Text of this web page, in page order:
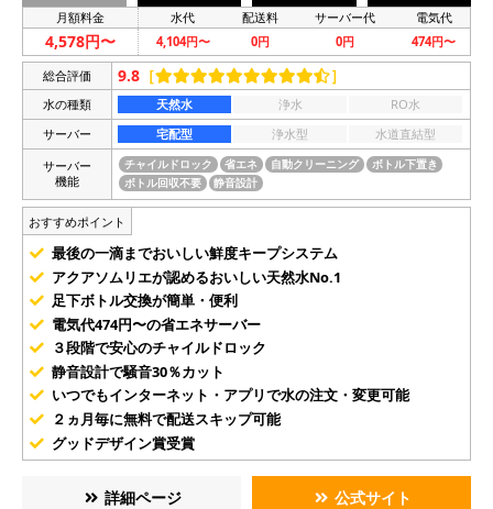
月額料金 水代 配送料 サーバー代 電気代
4,578円〜 4,104円〜 0円 0円 474円〜
総合評価 9.8 ［ ］
水の種類 天然水 浄水
RO水
サーバー
宅配型 浄水型
水道直結型
サーバー
機能
チャイルドロック 省エネ 自動クリーニング
ボトル下置き
ボトル回収不要
静音設計
おすすめポイント
最後の一滴までおいしい鮮度キープシステム
アクアソムリエが認めるおいしい天然水No.1
足下ボトル交換が簡単・便利
電気代474円〜の省エネサーバー
３段階で安心のチャイルドロック
静音設計で騒音30％カット
いつでもインターネット・アプリで水の注文・変更可能
２ヵ月毎に無料で配送スキップ可能
グッドデザイン賞受賞
詳細ページ 公式サイト